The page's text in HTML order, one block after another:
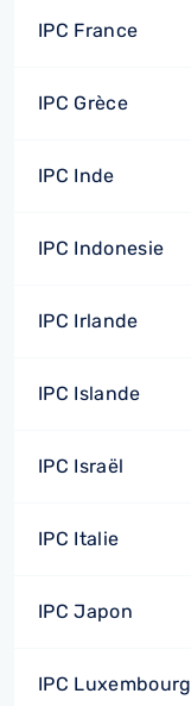
IPC France
IPC Grèce
IPC Inde
IPC Indonesie
IPC Irlande
IPC Islande
IPC Israël
IPC Italie
IPC Japon
IPC Luxembourg